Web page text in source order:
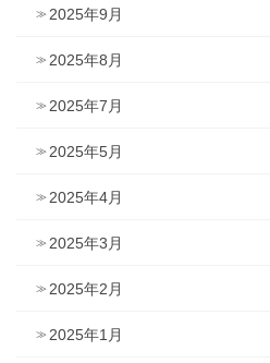
2025年9月
2025年8月
2025年7月
2025年5月
2025年4月
2025年3月
2025年2月
2025年1月